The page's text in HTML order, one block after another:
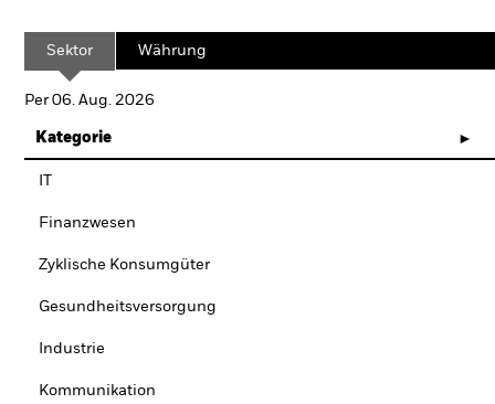
Sektor Währung
Per 06. Aug. 2026
Kategorie
Finanzwesen
Zyklische Konsumgüter
Gesundheitsversorgung
Industrie
Kommunikation